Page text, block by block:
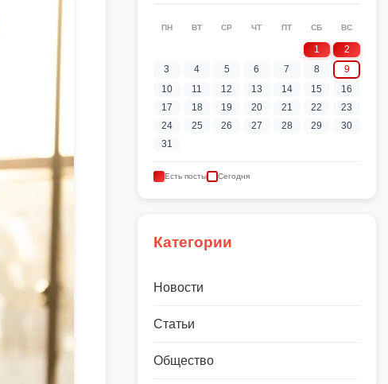
ПН ВТ СР ЧТ ПТ СБ ВС
1
2
3
4 5 6 7 8
9
10
11 12 13 14 15
16
17
18 19 20 21 22
23
24
25 26 27 28 29
30
31
Есть посты Сегодня
Категории
Новости
Статьи
Общество